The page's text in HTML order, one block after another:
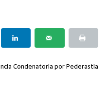
Condenatoria por Pederastia